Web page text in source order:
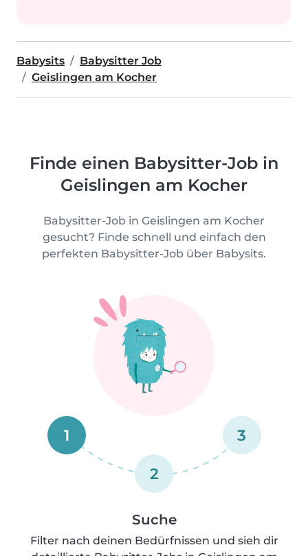
Babysits
Babysitter Job
Geislingen am Kocher
Finde einen Babysitter-Job in
Geislingen am Kocher
Babysitter-Job in Geislingen am Kocher
gesucht? Finde schnell und einfach den
perfekten Babysitter-Job über Babysits.
1
2
3
Suche
Filter nach deinen Bedürfnissen und sieh dir